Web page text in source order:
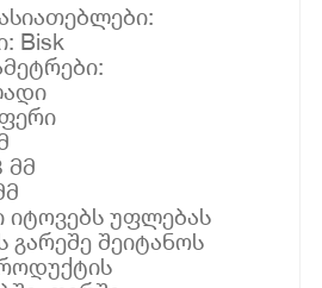
Bisk
მმ
იტოვებს უფლებას
შეიტანოს